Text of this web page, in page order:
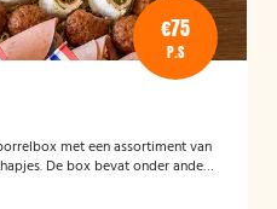
€75
P.S
met een assortiment van
De box bevat onder andere